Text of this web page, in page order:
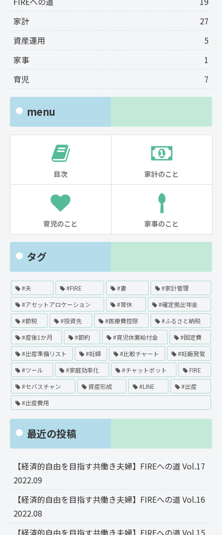
家計
27
資産運用
5
家事
1
育児
7
menu
目次 家計のこと
育児のこと 家事のこと
タグ
#夫 #FIRE #妻
#家計管理
#アセットアロケーション
#育休
#確定拠出年金
#節税
#投資先 #医療費控除
#ふるさと納税
#産後1か月
#節約 #育児休業給付金
#固定費
#出産準備リスト
#妊婦 #比較チャート
#妊娠発覚
#ツール
#家庭効率化 #チャットボット
FIRE
#セバスチャン
資産形成 #LINE
#出産
#出産費用
最近の投稿
【経済的自由を目指す共働き夫婦】FIREへの道 Vol.17
2022.09
【経済的自由を目指す共働き夫婦】FIREへの道 Vol.16
2022.08